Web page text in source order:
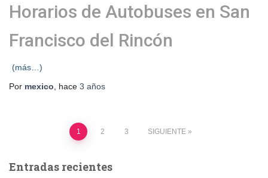
Horarios de Autobuses en San
Francisco del Rincón
(más…)
Por mexico , hace 3 años
Paginación
de
1 2 3 SIGUIENTE
Entradas recientes